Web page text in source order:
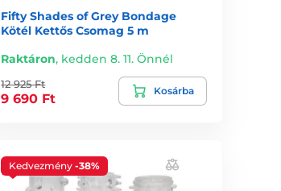
Fifty Shades of Grey Bondage
Kötél Kettős Csomag 5 m
Raktáron, kedden 8. 11. Önnél
12 925 Ft
9 690 Ft
Kosárba
Kedvezmény-38%